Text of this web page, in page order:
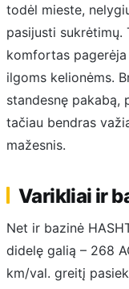
todėl mieste,
pasijusti sukrėtimų.
komfortas
ilgoms kelionėms.
standesnę pakabą,
tačiau bendras
mažesnis.
Varikliai ir
Net ir bazinė
didelę galią – 268
km/val. greitį